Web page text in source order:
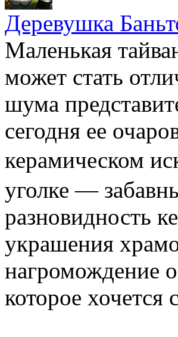
Деревушка
Маленькая
может стать
шума
сегодня ее
керамическом
уголке —
разновидность
украшения
нагромождение
которое хочется